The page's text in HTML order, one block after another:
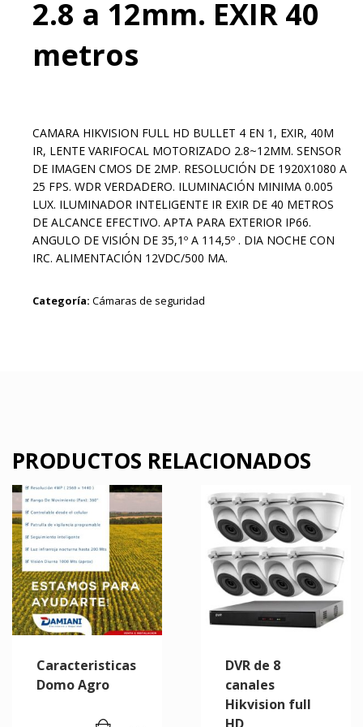
2.8 a 12mm. EXIR 40
metros
CAMARA HIKVISION FULL HD BULLET 4 EN 1, EXIR, 40M
IR, LENTE VARIFOCAL MOTORIZADO 2.8~12MM. SENSOR
DE IMAGEN CMOS DE 2MP. RESOLUCIÓN DE 1920X1080 A
25 FPS. WDR VERDADERO. ILUMINACIÓN MINIMA 0.005
LUX. ILUMINADOR INTELIGENTE IR EXIR DE 40 METROS
DE ALCANCE EFECTIVO. APTA PARA EXTERIOR IP66.
ANGULO DE VISIÓN DE 35,1º A 114,5º . DIA NOCHE CON
IRC. ALIMENTACIÓN 12VDC/500 MA.
Categoría: Cámaras de seguridad
PRODUCTOS RELACIONADOS
Caracteristicas
Domo Agro
DVR de 8
canales
Hikvision full